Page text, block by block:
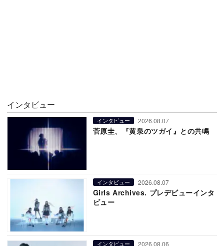
インタビュー
インタビュー 2026.08.07
菅原圭、『黄泉のツガイ』との共鳴
インタビュー 2026.08.07
Girls Archives. プレデビューインタ
ビュー
インタビュー 2026.08.06